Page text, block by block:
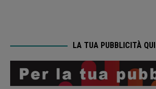
LA TUA PUBBLICITÀ QUI